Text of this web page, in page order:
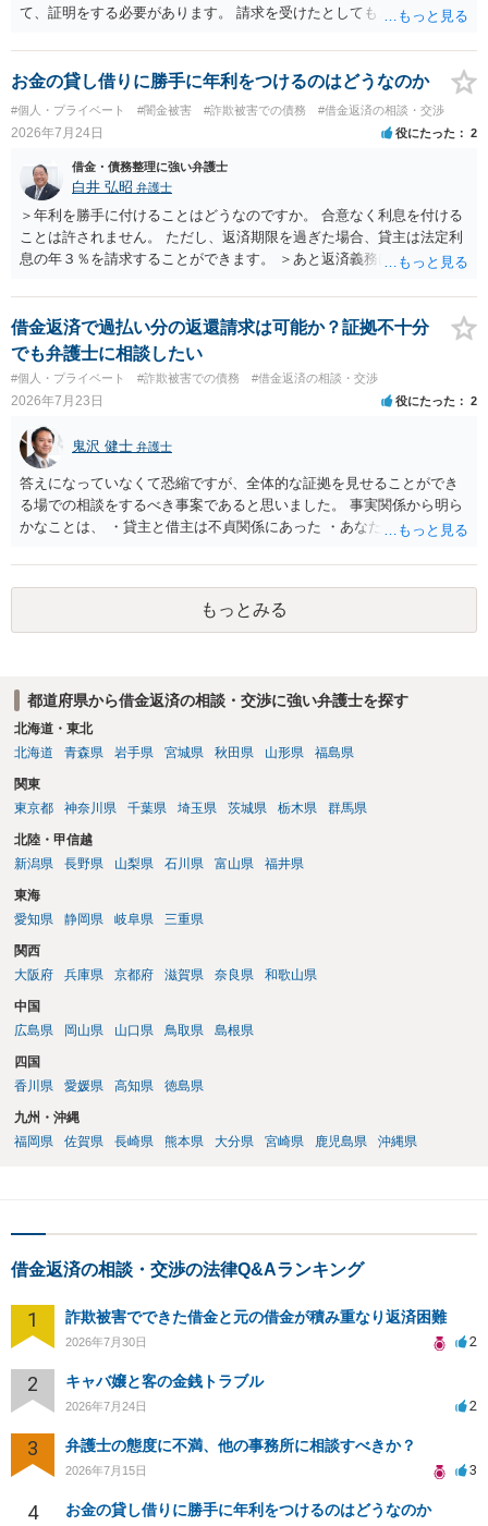
て、証明をする必要があります。 請求を受けたとしても、もらったも
れることになるでしょう。 請求があるまでは、こちらからアクション
を起こす必要はないかと思います。
お金の貸し借りに勝手に年利をつけるのはどうなのか
#個人・プライベート #闇金被害 #詐欺被害での債務 #借金返済の相談・交渉
2026年7月24日 役にたった 2
借金・債務整理に強い弁護士
白井 弘昭 弁護士
＞年利を勝手に付けることはどうなのですか。 合意なく利息を付ける
ことは許されません。 ただし、返済期限を過ぎた場合、貸主は法定利
息の年３％を請求することができます。 ＞あと返済義務はありますか
りたお金は返さなければいけませんし、勝手につけた利息は返済不要
です。 以上、ご参考まで。
借金返済で過払い分の返還請求は可能か？証拠不十分
でも弁護士に相談したい
#個人・プライベート #詐欺被害での債務 #借金返済の相談・交渉
2026年7月23日 役にたった 2
鬼沢 健士 弁護士
答えになっていなくて恐縮ですが、全体的な証拠を見せることができ
る場での相談をするべき事案であると思いました。 事実関係から明ら
かなことは、 ・貸主と借主は不貞関係にあった ・あなたから相手に金
想されるのは、 ・もらったものだ ・貸したかもしれないが、不法原因
給付ではない でしょう。 書かれた情報だけからは、不法原因給付であ
るといえそうなものはありませんでした。 不貞当事者間での貸金だか
らといって不法原因給付になるわけではありません。 あなたが性行為
もっとみる
都道府県から借金返済の相談・交渉に強い弁護士を探す
北海道・東北
北海道
青森県 岩手県 宮城県 秋田県 山形県 福島県
関東
東京都
神奈川県 千葉県 埼玉県 茨城県 栃木県 群馬県
北陸・甲信越
新潟県
長野県 山梨県 石川県 富山県 福井県
東海
愛知県
静岡県 岐阜県 三重県
関西
大阪府
兵庫県 京都府 滋賀県 奈良県 和歌山県
中国
広島県
岡山県 山口県 鳥取県 島根県
四国
香川県
愛媛県 高知県 徳島県
九州・沖縄
福岡県
佐賀県 長崎県 熊本県 大分県 宮崎県 鹿児島県 沖縄県
借金返済の相談・交渉の法律Q&Aランキング
1 詐欺被害でできた借金と元の借金が積み重なり返済困難
2026年7月30日 2
2 キャバ嬢と客の金銭トラブル
2026年7月24日 2
3 弁護士の態度に不満、他の事務所に相談すべきか？
2026年7月15日 3
4 お金の貸し借りに勝手に年利をつけるのはどうなのか